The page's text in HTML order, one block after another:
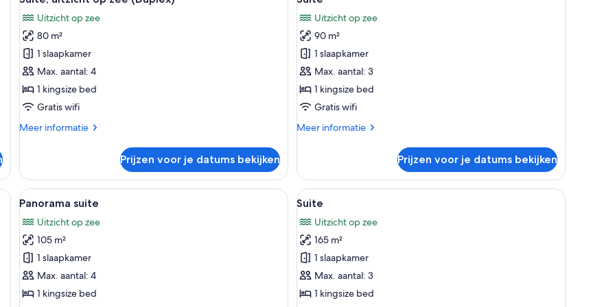
foto's
voor
Suite,
uitzicht
op
zee
(Duplex)
Uitzicht op zee
80 m²
1 slaapkamer
Max. aantal: 4
1 kingsize bed
Gratis wifi
Meer informatie
Meer
uitzicht
op
zee
Prijzen voor je datums bekijken
foto's
voor
Suite
laden
Uitzicht op zee
90 m²
1 slaapkamer
Max. aantal: 3
1 kingsize bed
Gratis wifi
Meer informatie
Meer
Prijzen voor je datums bekijken
groot bed, uitzicht op zee en een schilderij aan de muur.
Alle
foto's
voor
Panorama
suite
laden
Een moderne woonkamer met een groot raam, een bank, een salontafel en een lamp.
5
Panorama suite
Uitzicht op zee
105 m²
1 slaapkamer
Max. aantal: 4
1 kingsize bed
Alle
foto's
voor
Suite
laden
Een slaapkamer met een groot bed, een
5
Suite
Uitzicht op zee
165 m²
1 slaapkamer
Max. aantal: 3
1 kingsize bed